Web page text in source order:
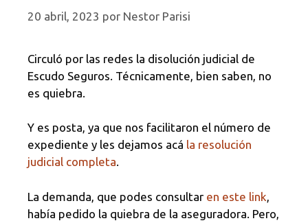
20 abril, 2023 por Nestor Parisi
Circuló por las redes la disolución judicial de
Escudo Seguros. Técnicamente, bien saben, no
es quiebra.
Y es posta, ya que nos facilitaron el número de
expediente y les dejamos acá la resolución
judicial completa.
La demanda, que podes consultar en este link
había pedido la quiebra de la aseguradora. Pero,